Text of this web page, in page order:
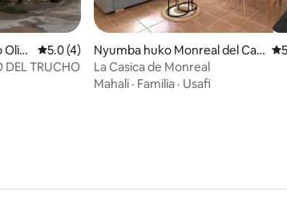
38
Ukadiriaji wa wastani wa 5.0 kati ya 5,
5.0 (4)
DEL TRUCHO
Nyumba huko Monreal del Ca
mpo
La Casica de Monreal
Mahali · Familia · Usafi